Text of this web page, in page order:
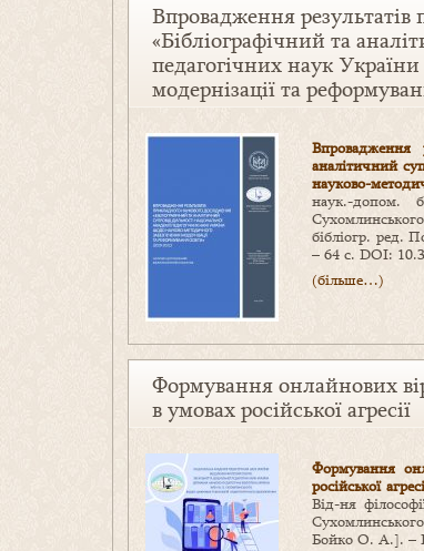
Впровадження
«Бібліографічний та
педагогічних наук
модернізації та
Впровадження
аналітичний
науково-
наук.-
бібліогр. ред.
– 64 с. DOI:
(більше…)
Формування онлайнових
в умовах російської агресії
Формування
російської
Від-ня
Бойко О. А.]. –